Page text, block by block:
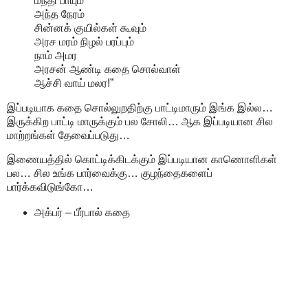
அந்த நேரம்
சின்னக் குயில்கள் கூவும்
அரச மரம் நிழல் பரப்பும்
நாம் அமர
அரசன் ஆண்டி கதை சொல்வாள்
ஆச்சி வாய் மலர!”
இப்படியாக கதை சொல்லுறதிற்கு பாட்டிமாரும் இங்க இல்ல…
இருக்கிற பாட்டி மாருக்கும் பல சோலி… ஆக இப்படியான சில
மாற்றங்கள் தேவைப்படுது…
இணையத்தில் கொட்டிக்கிடக்கும் இப்படியான காணொளிகள்
பல… சில உங்க பார்வைக்கு… குழந்தைகளைப்
பார்க்கவிடுங்கோ…
அக்பர் – பீர்பால் கதை